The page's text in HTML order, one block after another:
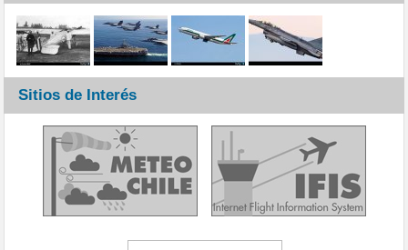
Sitios de Interés